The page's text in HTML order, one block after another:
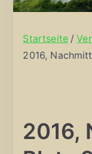
Startseite
2016,
2016,